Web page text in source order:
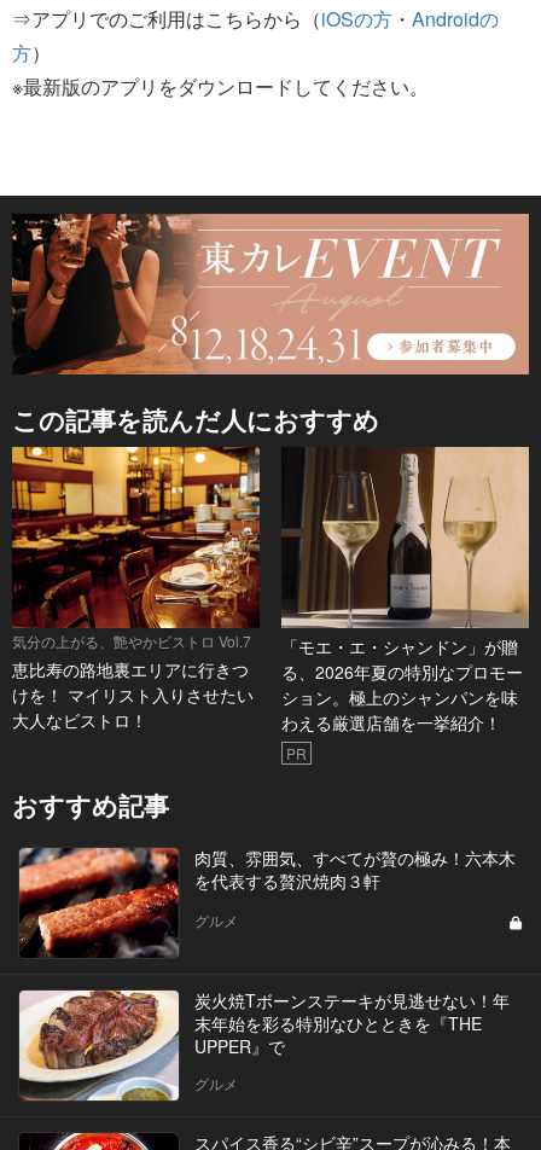
⇒アプリでのご利用はこちらから（iOSの方 ・ Androidの
方）
※最新版のアプリをダウンロードしてください。
この記事を読んだ人におすすめ
気分の上がる、艶やかビストロ Vol.7
恵比寿の路地裏エリアに行きつ
けを！ マイリスト入りさせたい
大人なビストロ！
「モエ・エ・シャンドン」が贈
る、2026年夏の特別なプロモー
ション。極上のシャンパンを味
わえる厳選店舗を一挙紹介！
PR
おすすめ記事
肉質、雰囲気、すべてが贅の極み！六本木
を代表する贅沢焼肉３軒
グルメ
炭火焼Tボーンステーキが見逃せない！年
末年始を彩る特別なひとときを『THE
UPPER』で
グルメ
スパイス香る“シビ辛”スープが沁みる！本